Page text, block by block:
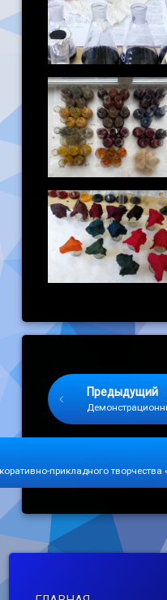
Предыдущий
прикладного